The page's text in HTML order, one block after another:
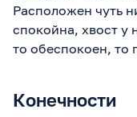
Расположен чуть
спокойна, хвост у
то обеспокоен, то
Конечности